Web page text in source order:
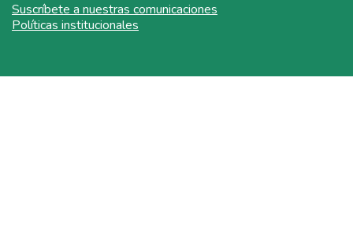
Suscríbete a nuestras comunicaciones
Políticas institucionales